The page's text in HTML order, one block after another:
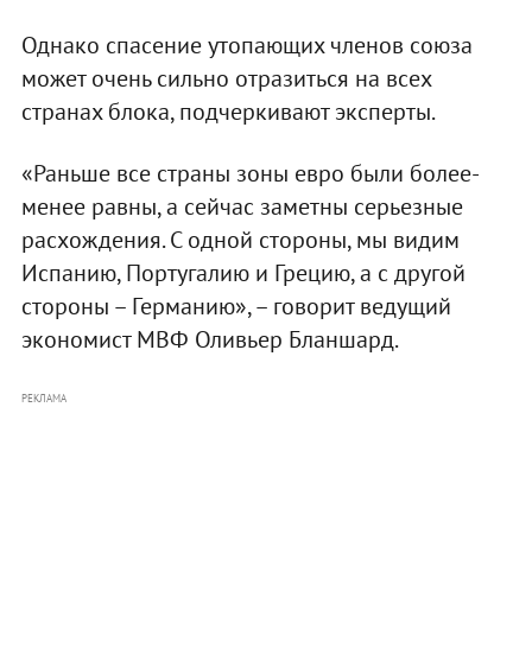
Однако спасение утопающих членов союза
может очень сильно отразиться на всех
странах блока, подчеркивают эксперты.
«Раньше все страны зоны евро были более-
менее равны, а сейчас заметны серьезные
расхождения. С одной стороны, мы видим
Испанию, Португалию и Грецию, а с другой
стороны – Германию», – говорит ведущий
экономист МВФ Оливьер Бланшард.
РЕКЛАМА